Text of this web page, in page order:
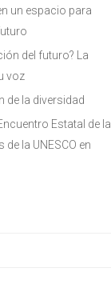
un espacio para
del futuro? La
voz
de la diversidad
Estatal de la
la UNESCO en